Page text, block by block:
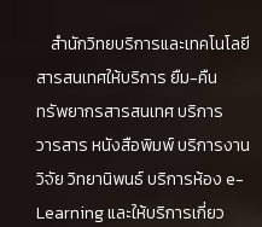
สำนักวิทยบริการและเทคโนโลยี
สารสนเทศให้บริการ ยืม-คืน
ทรัพยากรสารสนเทศ บริการ
วารสาร หนังสือพิมพ์ บริการงาน
วิจัย วิทยานิพนธ์ บริการห้อง e-
Learning และให้บริการเกี่ยว